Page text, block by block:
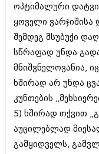
აგვისტო
ივლისი
ივნისი 2016
მაისი 2016
აპრილი
მარტი 2016
იანვარი
დეკემბერი
ნოემბერი
სექტემბერი
აგვისტო
ოპტიმალური
ყოველი ვარჯიშისა
შემდეგ მსუბუქი
სწრაფად უნდა
მნიშვნელოვანია,
ხშირად არ უნდა
კუნთების
5) ხშირად თქვით
აუცილებლად
გამყიდველს,